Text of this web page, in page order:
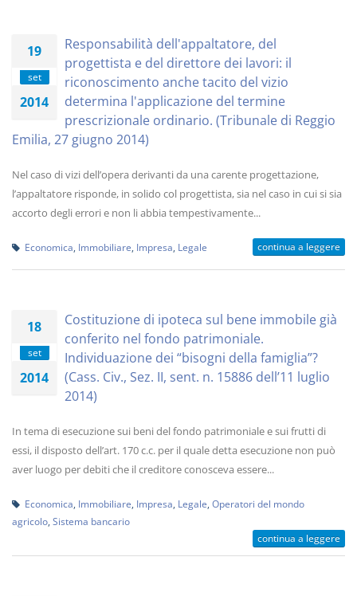
19
set
2014
Responsabilità dell'appaltatore, del
progettista e del direttore dei lavori: il
riconoscimento anche tacito del vizio
determina l'applicazione del termine
prescrizionale ordinario. (Tribunale di Reggio
Emilia, 27 giugno 2014)
Nel caso di vizi dell’opera derivanti da una carente progettazione,
l’appaltatore risponde, in solido col progettista, sia nel caso in cui si sia
accorto degli errori e non li abbia tempestivamente...
Economica Immobiliare Impresa Legale continua a leggere
18
set
2014
Costituzione di ipoteca sul bene immobile già
conferito nel fondo patrimoniale.
Individuazione dei “bisogni della famiglia”?
(Cass. Civ., Sez. II, sent. n. 15886 dell’11 luglio
2014)
In tema di esecuzione sui beni del fondo patrimoniale e sui frutti di
essi, il disposto dell’art. 170 c.c. per il quale detta esecuzione non può
aver luogo per debiti che il creditore conosceva essere...
Economica Immobiliare Impresa Legale Operatori del mondo
agricolo Sistema bancario
continua a leggere